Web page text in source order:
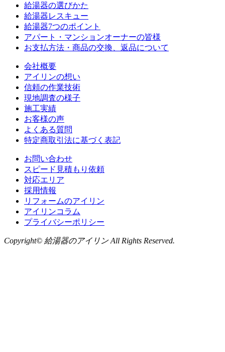
給湯器の選びかた
給湯器レスキュー
給湯器7つのポイント
アパート・マンションオーナーの皆様
お支払方法・商品の交換、返品について
会社概要
アイリンの想い
信頼の作業技術
現地調査の様子
施工実績
お客様の声
よくある質問
特定商取引法に基づく表記
お問い合わせ
スピード見積もり依頼
対応エリア
採用情報
リフォームのアイリン
アイリンコラム
プライバシーポリシー
Copyright© 給湯器のアイリン All Rights Reserved.